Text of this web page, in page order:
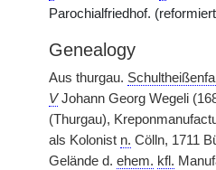
Parochialfriedhof.
Genealogy
Aus thurgau.
VJohann Georg Wegeli
(Thurgau),
als Kolonist n. Cölln, 1711
Gelände d. ehem. kfl.